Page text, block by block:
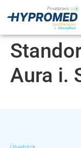
Aura i.